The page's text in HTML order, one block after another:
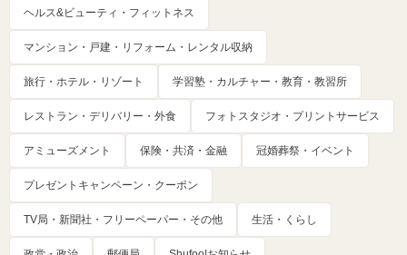
ヘルス&ビューティ・フィットネス
マンション・戸建・リフォーム・レンタル収納
旅行・ホテル・リゾート 学習塾・カルチャー・教育・教習所
レストラン・デリバリー・外食 フォトスタジオ・プリントサービス
アミューズメント 保険・共済・金融 冠婚葬祭・イベント
プレゼントキャンペーン・クーポン
TV局・新聞社・フリーペーパー・その他 生活・くらし